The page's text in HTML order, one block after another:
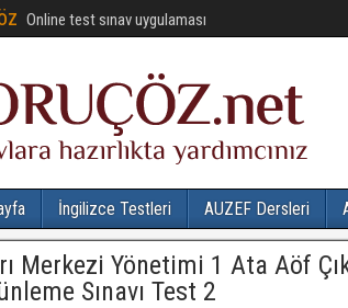
Online test sınav uygulaması
İngilizce Testleri AUZEF Dersleri
Merkezi Yönetimi 1 Ata Aöf
Sınavı Test 2